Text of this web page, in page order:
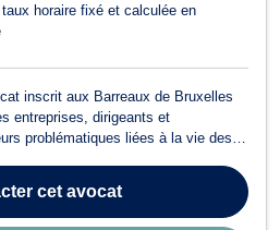
horaire fixé et calculée en
inscrit aux Barreaux de Bruxelles
entreprises, dirigeants et
problématiques liées à la vie des
clients avec deux engagements
cet avocat